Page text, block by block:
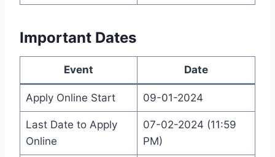
Important Dates
Event Date
Apply Online Start 09-01-2024
Last Date to Apply
Online
07-02-2024 (11:59
PM)